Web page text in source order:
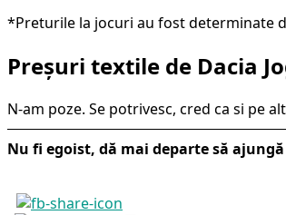
*Preturile la jocuri au fost determinate
Preșuri textile de Dacia
N-am poze. Se potrivesc, cred ca si pe
Nu fi egoist, dă mai departe să